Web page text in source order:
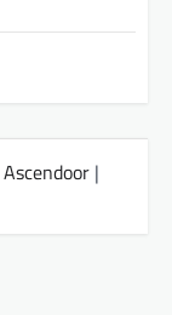
Ascendoor |